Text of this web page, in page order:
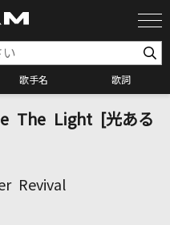
歌手名 歌詞
索
検索
The Light [光ある
Revival